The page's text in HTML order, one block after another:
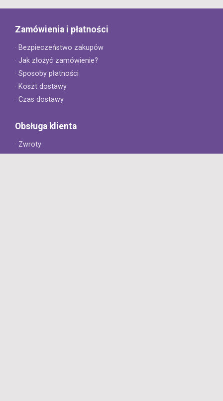
Zamówienia i płatności
· Bezpieczeństwo zakupów
· Jak złożyć zamówienie?
· Sposoby płatności
· Koszt dostawy
· Czas dostawy
Obsługa klienta
· Zwroty